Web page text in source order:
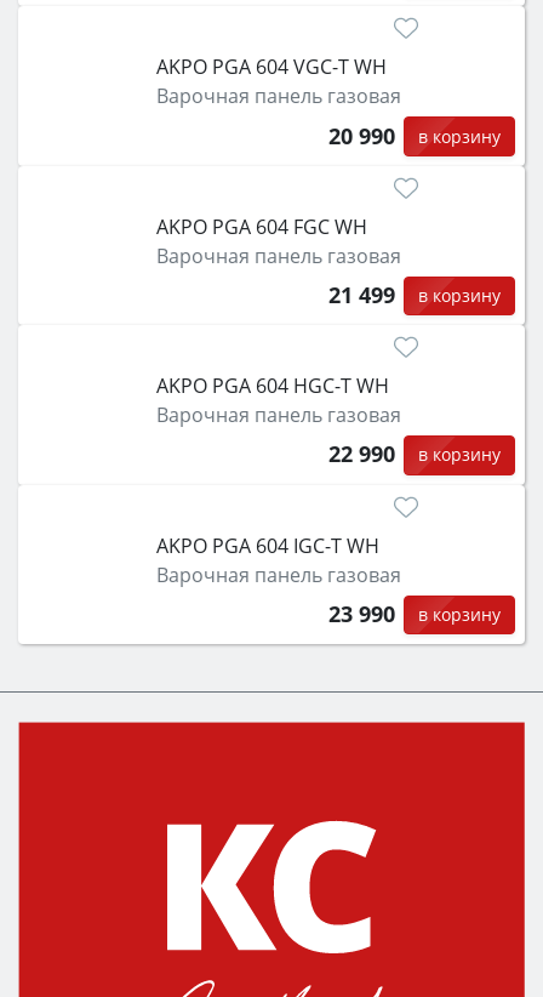
AKPO PGA 604 VGC-T WH
Варочная панель газовая
20 990 в корзину
AKPO PGA 604 FGC WH
Варочная панель газовая
21 499 в корзину
AKPO PGA 604 HGC-T WH
Варочная панель газовая
22 990 в корзину
AKPO PGA 604 IGC-T WH
Варочная панель газовая
23 990 в корзину